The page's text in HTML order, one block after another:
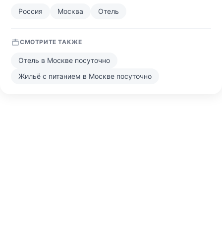
Россия Москва Отель
СМОТРИТЕ ТАКЖЕ
Отель в Москве посуточно
Жильё с питанием в Москве посуточно